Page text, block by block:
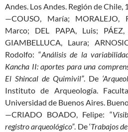
Andes. Los Andes. Región de Chile,
—COUSO, María; MORALEJO,
Marco; DEL PAPA, Luis;
GIAMBELLUCA, Laura;
Rodolfo: “Análisis de la
Kancha II: aportes para una
El Shincal de Quimivil”. De
Instituto de Arqueología.
Universidad de Buenos Aires.
—CRIADO BOADO, Felipe: “
registro arqueológico”. De ‘Trabajos